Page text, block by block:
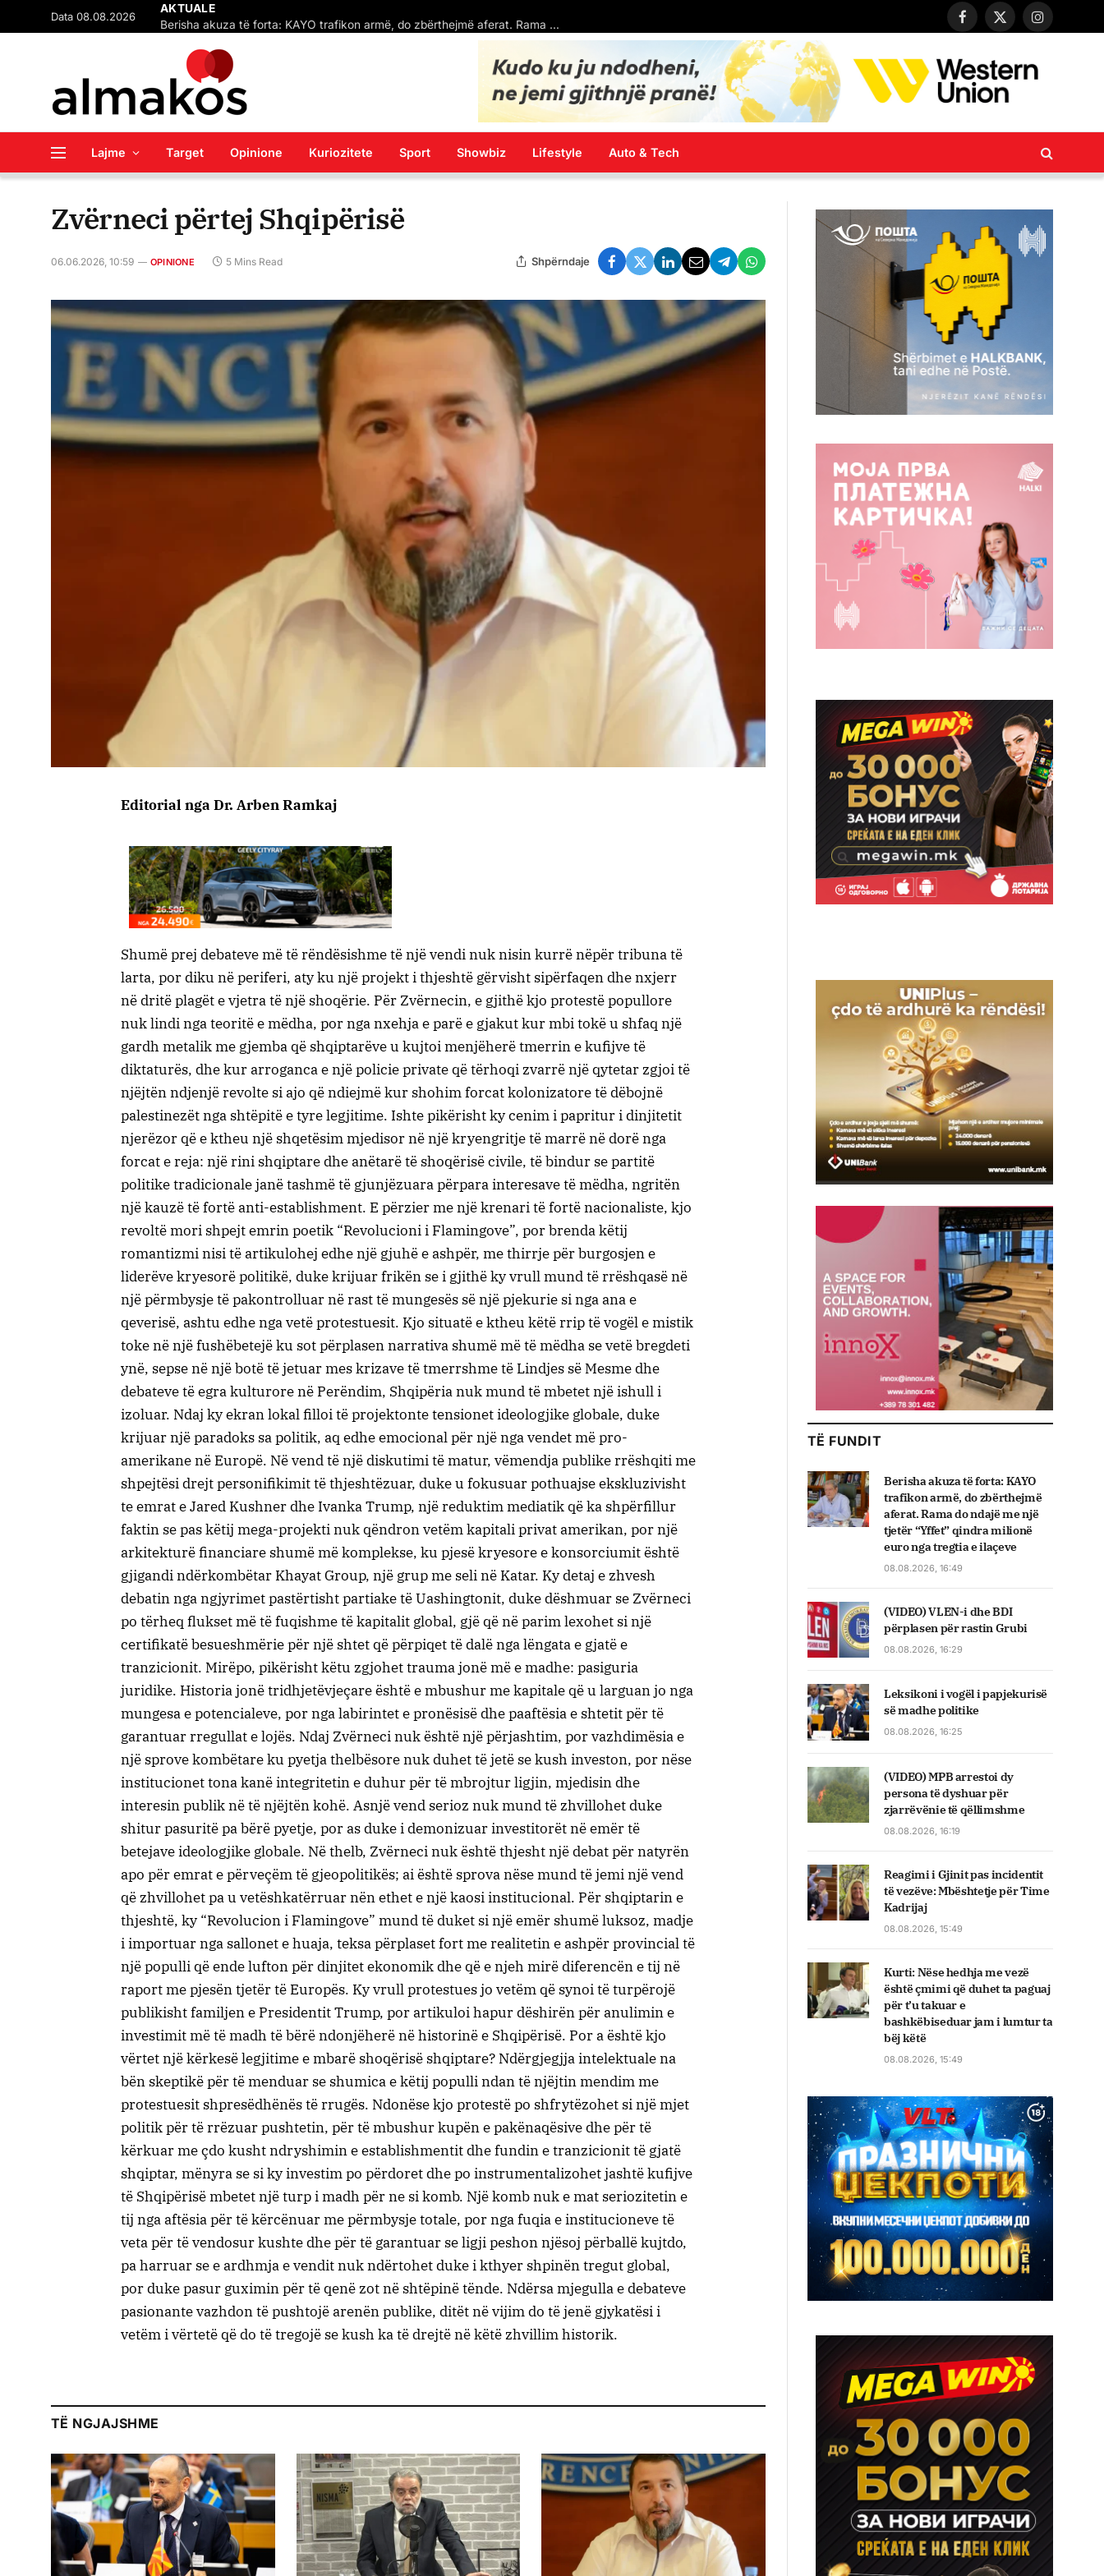
Data 08.08.2026 AKTUALE
Facebook
X
Instagram
Lajme Target Opinione Kuriozitete Sport Showbiz Lifestyle Auto & Tech
Zvërneci përtej Shqipërisë
06.06.2026, 10:59 OPINIONE 5 Mins Read Shpërndaje
Editorial nga Dr. Arben Ramkaj
Shumë prej debateve më të rëndësishme të një vendi nuk nisin kurrë nëpër tribuna të
larta, por diku në periferi, aty ku një projekt i thjeshtë gërvisht sipërfaqen dhe nxjerr
në dritë plagët e vjetra të një shoqërie. Për Zvërnecin, e gjithë kjo protestë popullore
nuk lindi nga teoritë e mëdha, por nga nxehja e parë e gjakut kur mbi tokë u shfaq një
gardh metalik me gjemba që shqiptarëve u kujtoi menjëherë tmerrin e kufijve të
diktaturës, dhe kur arroganca e një policie private që tërhoqi zvarrë një qytetar zgjoi të
njëjtën ndjenjë revolte si ajo që ndiejmë kur shohim forcat kolonizatore të dëbojnë
palestinezët nga shtëpitë e tyre legjitime. Ishte pikërisht ky cenim i papritur i dinjitetit
njerëzor që e ktheu një shqetësim mjedisor në një kryengritje të marrë në dorë nga
forcat e reja: një rini shqiptare dhe anëtarë të shoqërisë civile, të bindur se partitë
politike tradicionale janë tashmë të gjunjëzuara përpara interesave të mëdha, ngritën
një kauzë të fortë anti-establishment. E përzier me një krenari të fortë nacionaliste, kjo
revoltë mori shpejt emrin poetik “Revolucioni i Flamingove”, por brenda këtij
romantizmi nisi të artikulohej edhe një gjuhë e ashpër, me thirrje për burgosjen e
liderëve kryesorë politikë, duke krijuar frikën se i gjithë ky vrull mund të rrëshqasë në
një përmbysje të pakontrolluar në rast të mungesës së një pjekurie si nga ana e
qeverisë, ashtu edhe nga vetë protestuesit. Kjo situatë e ktheu këtë rrip të vogël e mistik
toke në një fushëbetejë ku sot përplasen narrativa shumë më të mëdha se vetë bregdeti
ynë, sepse në një botë të jetuar mes krizave të tmerrshme të Lindjes së Mesme dhe
debateve të egra kulturore në Perëndim, Shqipëria nuk mund të mbetet një ishull i
izoluar. Ndaj ky ekran lokal filloi të projektonte tensionet ideologjike globale, duke
krijuar një paradoks sa politik, aq edhe emocional për një nga vendet më pro-
amerikane në Europë. Në vend të një diskutimi të matur, vëmendja publike rrëshqiti me
shpejtësi drejt personifikimit të thjeshtëzuar, duke u fokusuar pothuajse ekskluzivisht
te emrat e Jared Kushner dhe Ivanka Trump, një reduktim mediatik që ka shpërfillur
faktin se pas këtij mega-projekti nuk qëndron vetëm kapitali privat amerikan, por një
arkitekturë financiare shumë më komplekse, ku pjesë kryesore e konsorciumit është
gjigandi ndërkombëtar Khayat Group, një grup me seli në Katar. Ky detaj e zhvesh
debatin nga ngjyrimet pastërtisht partiake të Uashingtonit, duke dëshmuar se Zvërneci
po tërheq flukset më të fuqishme të kapitalit global, gjë që në parim lexohet si një
certifikatë besueshmërie për një shtet që përpiqet të dalë nga lëngata e gjatë e
tranzicionit. Mirëpo, pikërisht këtu zgjohet trauma jonë më e madhe: pasiguria
juridike. Historia jonë tridhjetëvjeçare është e mbushur me kapitale që u larguan jo nga
mungesa e potencialeve, por nga labirintet e pronësisë dhe paaftësia e shtetit për të
garantuar rregullat e lojës. Ndaj Zvërneci nuk është një përjashtim, por vazhdimësia e
një sprove kombëtare ku pyetja thelbësore nuk duhet të jetë se kush investon, por nëse
institucionet tona kanë integritetin e duhur për të mbrojtur ligjin, mjedisin dhe
interesin publik në të njëjtën kohë. Asnjë vend serioz nuk mund të zhvillohet duke
shitur pasuritë pa bërë pyetje, por as duke i demonizuar investitorët në emër të
betejave ideologjike globale. Në thelb, Zvërneci nuk është thjesht një debat për natyrën
apo për emrat e përveçëm të gjeopolitikës; ai është sprova nëse mund të jemi një vend
që zhvillohet pa u vetëshkatërruar nën ethet e një kaosi institucional. Për shqiptarin e
thjeshtë, ky “Revolucion i Flamingove” mund të duket si një emër shumë luksoz, madje
i importuar nga sallonet e huaja, teksa përplaset fort me realitetin e ashpër provincial të
një populli që ende lufton për dinjitet ekonomik dhe që e njeh mirë diferencën e tij në
raport me pjesën tjetër të Europës. Ky vrull protestues jo vetëm që synoi të turpërojë
publikisht familjen e Presidentit Trump, por artikuloi hapur dëshirën për anulimin e
investimit më të madh të bërë ndonjëherë në historinë e Shqipërisë. Por a është kjo
vërtet një kërkesë legjitime e mbarë shoqërisë shqiptare? Ndërgjegjja intelektuale na
bën skeptikë për të menduar se shumica e këtij populli ndan të njëjtin mendim me
protestuesit shpresëdhënës të rrugës. Ndonëse kjo protestë po shfrytëzohet si një mjet
politik për të rrëzuar pushtetin, për të mbushur kupën e pakënaqësive dhe për të
kërkuar me çdo kusht ndryshimin e establishmentit dhe fundin e tranzicionit të gjatë
shqiptar, mënyra se si ky investim po përdoret dhe po instrumentalizohet jashtë kufijve
të Shqipërisë mbetet një turp i madh për ne si komb. Një komb nuk e mat seriozitetin e
tij nga aftësia për të kërcënuar me përmbysje totale, por nga fuqia e institucioneve të
veta për të vendosur kushte dhe për të garantuar se ligji peshon njësoj përballë kujtdo,
pa harruar se e ardhmja e vendit nuk ndërtohet duke i kthyer shpinën tregut global,
por duke pasur guximin për të qenë zot në shtëpinë tënde. Ndërsa mjegulla e debateve
pasionante vazhdon të pushtojë arenën publike, ditët në vijim do të jenë gjykatësi i
vetëm i vërtetë që do të tregojë se kush ka të drejtë në këtë zhvillim historik.
TË NGJAJSHME
TË FUNDIT
Berisha akuza të forta: KAYO
trafikon armë, do zbërthejmë
aferat. Rama do ndajë me një
tjetër “Yffet” qindra milionë
euro nga tregtia e ilaçeve
08.08.2026, 16:49
(VIDEO) VLEN-i dhe BDI
përplasen për rastin Grubi
08.08.2026, 16:29
Leksikoni i vogël i papjekurisë
së madhe politike
08.08.2026, 16:25
(VIDEO) MPB arrestoi dy
persona të dyshuar për
zjarrëvënie të qëllimshme
08.08.2026, 16:19
Reagimi i Gjinit pas incidentit
të vezëve: Mbështetje për Time
Kadrijaj
08.08.2026, 15:49
Kurti: Nëse hedhja me vezë
është çmimi që duhet ta paguaj
për t’u takuar e
bashkëbiseduar jam i lumtur ta
bëj këtë
08.08.2026, 15:49